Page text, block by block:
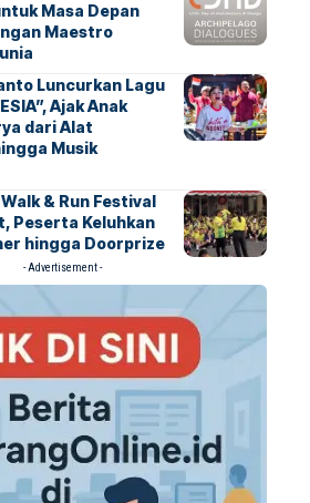
Masa Depan
Maestro
Luncurkan Lagu
Ajak Anak
dari Alat
Musik
& Run Festival
Peserta Keluhkan
hingga Doorprize
- Advertisement -